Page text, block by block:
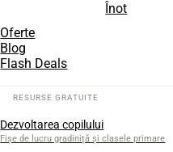
Înot
Oferte
Blog
Flash Deals
Dezvoltarea copilului
Fișe de lucru gradiniță și clasele primare